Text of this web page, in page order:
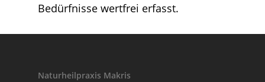
Bedürfnisse wertfrei erfasst.
Naturheilpraxis Makris